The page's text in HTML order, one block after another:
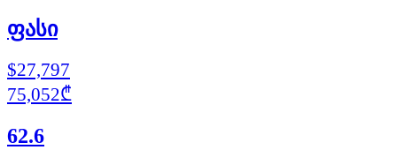
ფასი
$27,797
75,052₾
62.6